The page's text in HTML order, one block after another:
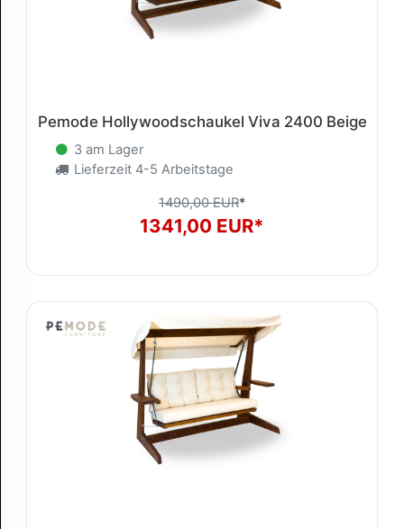
Pemode Hollywoodschaukel Viva 2400 Beige
3 am Lager
Lieferzeit 4-5 Arbeitstage
1490,00 EUR*
1341,00 EUR*